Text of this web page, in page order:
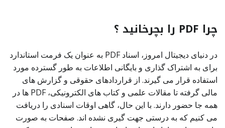
چرا PDF را بچرخانید ؟
در دنیای دیجیتال امروز، اسناد PDF به عنوان یک فرمت استاندارد
برای به اشتراک گذاری و بایگانی اطلاعات به طور گسترده مورد
استفاده قرار می گیرند. از قراردادهای حقوقی و گزارش های
مالی گرفته تا مقالات علمی و کتاب های الکترونیکی، PDF ها در
همه جا حضور دارند. با این حال، گاهی اوقات اسنادی را دریافت
می کنیم که به درستی جهت گیری نشده اند. صفحات به صورت